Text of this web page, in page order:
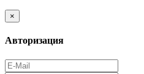
×
Авторизация